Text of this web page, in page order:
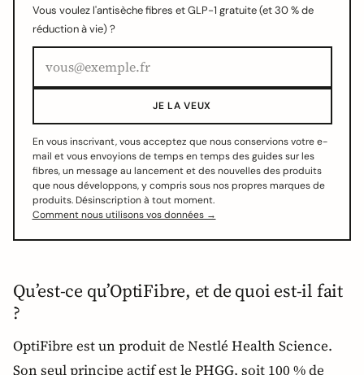
Vous voulez l'antisèche fibres et GLP-1 gratuite (et 30 % de
réduction à vie) ?
JE LA VEUX
En vous inscrivant, vous acceptez que nous conservions votre e-
mail et vous envoyions de temps en temps des guides sur les
fibres, un message au lancement et des nouvelles des produits
que nous développons, y compris sous nos propres marques de
produits. Désinscription à tout moment.
Comment nous utilisons vos données →
Qu’est-ce qu’OptiFibre, et de quoi est-il fait
?
OptiFibre est un produit de Nestlé Health Science.
Son seul principe actif est le PHGG, soit 100 % de